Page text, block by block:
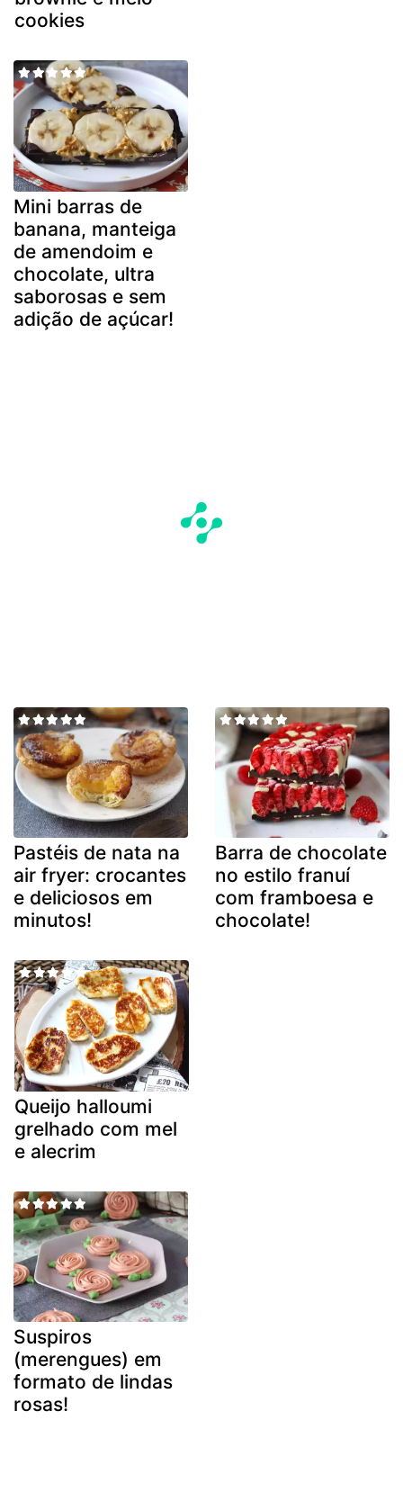
cookies
Mini barras de
banana, manteiga
de amendoim e
chocolate, ultra
saborosas e sem
adição de açúcar!
Pastéis de nata na
air fryer: crocantes
e deliciosos em
minutos!
Barra de chocolate
no estilo franuí
com framboesa e
chocolate!
Queijo halloumi
grelhado com mel
e alecrim
Suspiros
(merengues) em
formato de lindas
rosas!